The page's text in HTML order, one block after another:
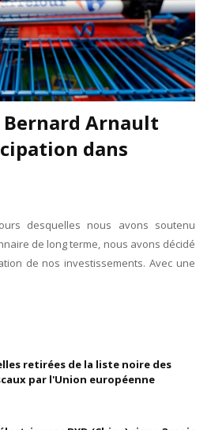
Arnault
dans
desquelles nous avons soutenu
de long terme, nous avons décidé
de nos investissements. Avec une
retirées de la liste noire des
par l'Union européenne